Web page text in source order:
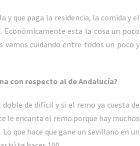
y que paga la residencia, la comida y el
esta la cosa un poco
cuidando entre todos un poco y
con respecto al de Andalucía?
de difícil y si el remo ya cuesta de
le encanta el remo porque hay muchos
que hace que gane un sevillano en un